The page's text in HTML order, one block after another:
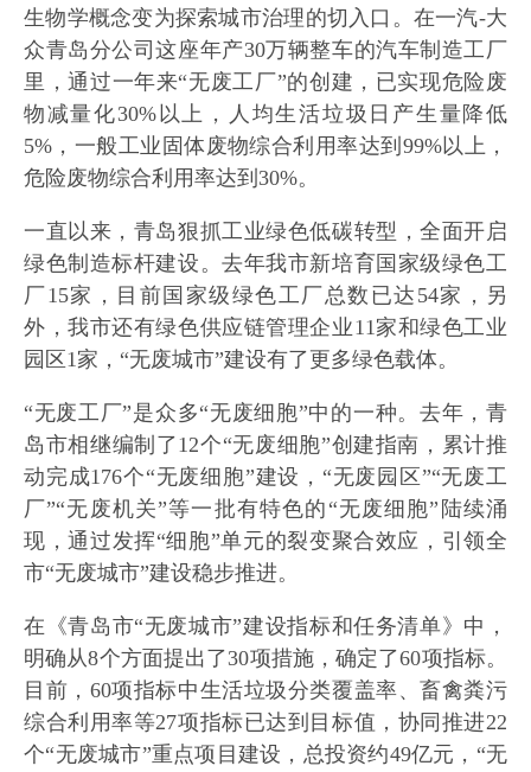
生物学概念变为探索城市治理的切入口。在一汽-大
众青岛分公司这座年产30万辆整车的汽车制造工厂
里，通过一年来“无废工厂”的创建，已实现危险废
物减量化30%以上，人均生活垃圾日产生量降低
5%，一般工业固体废物综合利用率达到99%以上，
危险废物综合利用率达到30%。
一直以来，青岛狠抓工业绿色低碳转型，全面开启
绿色制造标杆建设。去年我市新培育国家级绿色工
厂15家，目前国家级绿色工厂总数已达54家，另
外，我市还有绿色供应链管理企业11家和绿色工业
园区1家，“无废城市”建设有了更多绿色载体。
“无废工厂”是众多“无废细胞”中的一种。去年，青
岛市相继编制了12个“无废细胞”创建指南，累计推
动完成176个“无废细胞”建设，“无废园区”“无废工
厂”“无废机关”等一批有特色的“无废细胞”陆续涌
现，通过发挥“细胞”单元的裂变聚合效应，引领全
市“无废城市”建设稳步推进。
在《青岛市“无废城市”建设指标和任务清单》中，
明确从8个方面提出了30项措施，确定了60项指标。
目前，60项指标中生活垃圾分类覆盖率、畜禽粪污
综合利用率等27项指标已达到目标值，协同推进22
个“无废城市”重点项目建设，总投资约49亿元，“无